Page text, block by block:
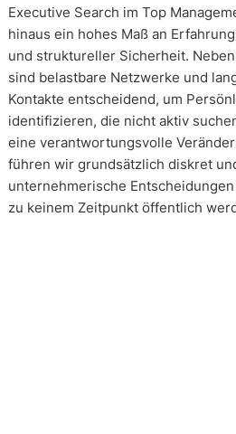
Executive Search im Top
hinaus ein hohes Maß an
und struktureller Sicherheit.
sind belastbare Netzwerke und
Kontakte entscheidend, um
identifizieren, die nicht aktiv
eine verantwortungsvolle
führen wir grundsätzlich diskret
unternehmerische
zu keinem Zeitpunkt öffentlich